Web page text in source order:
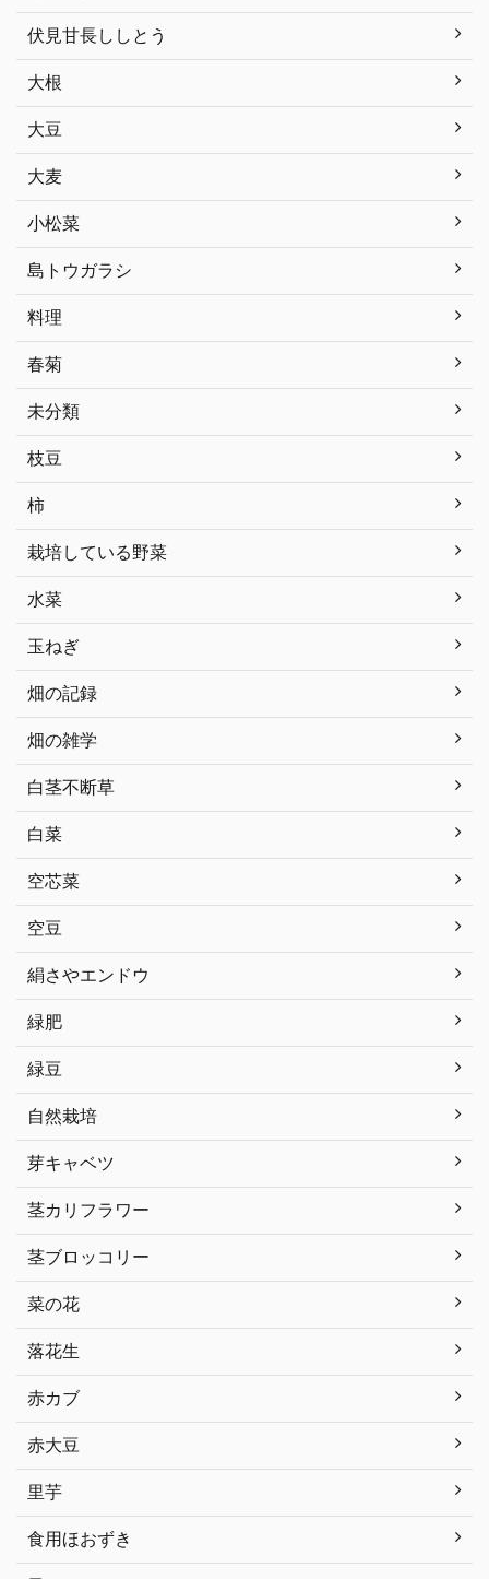
伏見甘長ししとう
大根
大豆
大麦
小松菜
島トウガラシ
料理
春菊
未分類
枝豆
柿
栽培している野菜
水菜
玉ねぎ
畑の記録
畑の雑学
白茎不断草
白菜
空芯菜
空豆
絹さやエンドウ
緑肥
緑豆
自然栽培
芽キャベツ
茎カリフラワー
茎ブロッコリー
菜の花
落花生
赤カブ
赤大豆
里芋
食用ほおずき